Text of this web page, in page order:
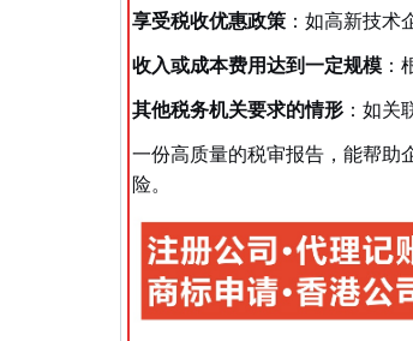
享受税收优惠政策：如高新技术
收入或成本费用达到一定规模：
其他税务机关要求的情形：如关
一份高质量的税审报告，能帮助
险。